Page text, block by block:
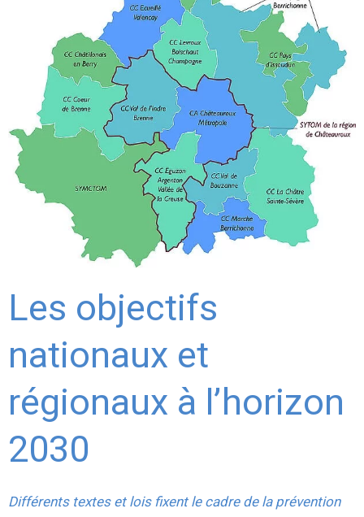
Les objectifs
nationaux et
régionaux à l’horizon
2030
Différents textes et lois fixent le cadre de la prévention